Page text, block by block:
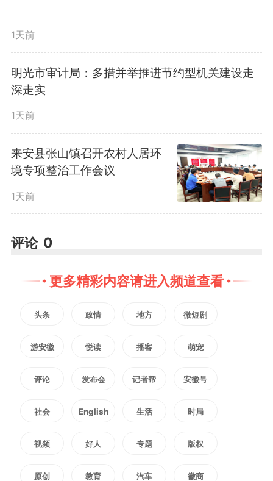
队，吴劲一行结合监控系统，了解
宁洛高速车辆通行情况，强调要提
速超载、反光标识不清等违法违规
行为的巡查力度，备足备强路面巡
逻警力，为广大司乘人员安全出行
保驾护航。
正在进行安全整改。吴劲一行进车
间、问情况，要求企业严格落实安
全生产主体责任，规范生产流程，
落实管控措施，加快问题整改，严
防事故发生。
在滁州市轨道交通运营有限公
1天前
明光市审计局：多措并举推进节约型机关建设走
深走实
1天前
来安县张山镇召开农村人居环
境专项整治工作会议
1天前
评论 0
更多精彩内容请进入频道查看
头条 政情 地方 微短剧
游安徽 悦读 播客 萌宠
评论 发布会 记者帮 安徽号
社会 English 生活 时局
视频 好人 专题 版权
原创 教育 汽车 徽商